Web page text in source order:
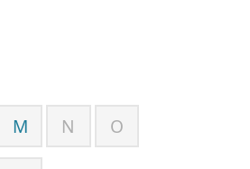
M N O